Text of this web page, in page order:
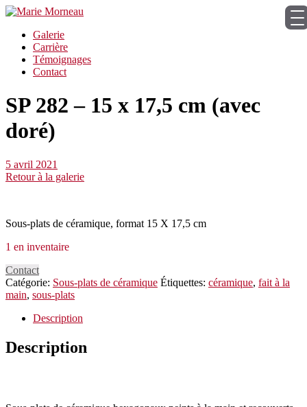
Galerie
Carrière
Témoignages
Contact
SP 282 – 15 x 17,5 cm (avec
doré)
5 avril 2021
Retour à la galerie
Sous-plats de céramique, format 15 X 17,5 cm
1 en inventaire
Contact
Catégorie: Sous-plats de céramique Étiquettes: céramique, fait à la
main, sous-plats
Description
Description